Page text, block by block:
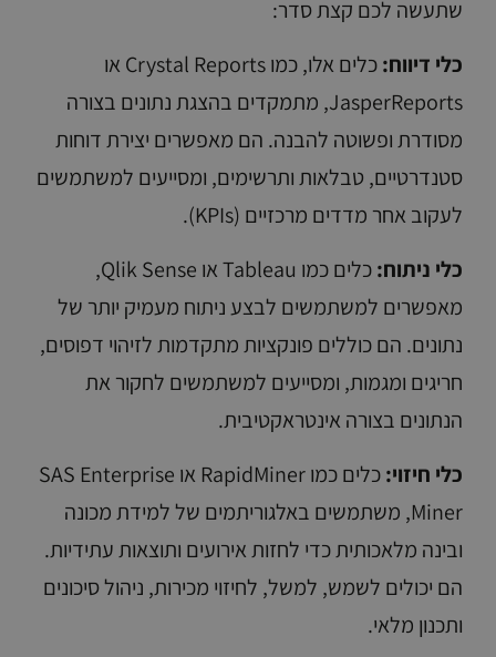
שתעשה לכם קצת סדר:
כלי דיווח:
כלים אלו, כמו Crystal Reports או
JasperReports, מתמקדים בהצגת נתונים בצורה
מסודרת ופשוטה להבנה. הם מאפשרים יצירת דוחות
סטנדרטיים, טבלאות ותרשימים, ומסייעים למשתמשים
לעקוב אחר מדדים מרכזיים (KPIs).
כלי ניתוח:
כלים כמו Tableau או Qlik Sense,
מאפשרים למשתמשים לבצע ניתוח מעמיק יותר של
נתונים. הם כוללים פונקציות מתקדמות לזיהוי דפוסים,
חריגים ומגמות, ומסייעים למשתמשים לחקור את
הנתונים בצורה אינטראקטיבית.
כלי חיזוי:
כלים כמו RapidMiner או SAS Enterprise
Miner, משתמשים באלגוריתמים של למידת מכונה
ובינה מלאכותית כדי לחזות אירועים ותוצאות עתידיות.
הם יכולים לשמש, למשל, לחיזוי מכירות, ניהול סיכונים
ותכנון מלאי.